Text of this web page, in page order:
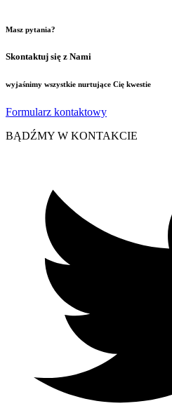
Masz pytania?
Skontaktuj się z Nami
wyjaśnimy wszystkie nurtujące Cię kwestie
Formularz kontaktowy
BĄDŹMY W KONTAKCIE